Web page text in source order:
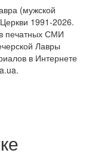
(мужской
1991-2026.
печатных СМИ
Лавры
в Интернете